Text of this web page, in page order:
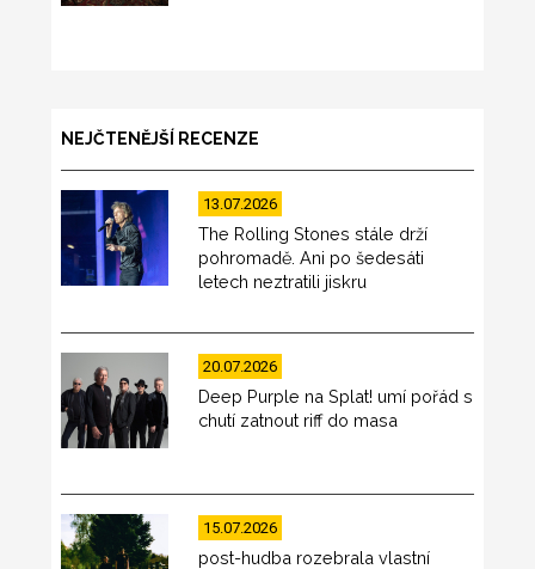
NEJČTENĚJŠÍ RECENZE
13.07.2026
The Rolling Stones stále drží
pohromadě. Ani po šedesáti
letech neztratili jiskru
20.07.2026
Deep Purple na Splat! umí pořád s
chutí zatnout riff do masa
15.07.2026
post-hudba rozebrala vlastní